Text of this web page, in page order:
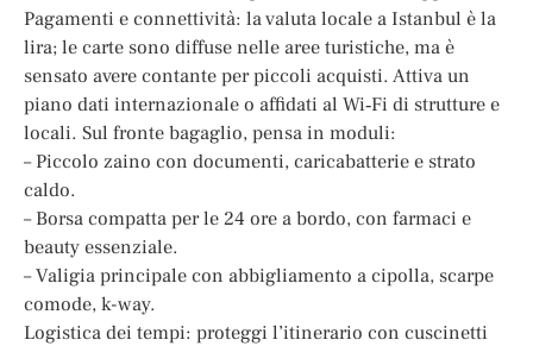
Pagamenti e connettività: la valuta locale a Istanbul è la
lira; le carte sono diffuse nelle aree turistiche, ma è
sensato avere contante per piccoli acquisti. Attiva un
piano dati internazionale o affidati al Wi‑Fi di strutture e
locali. Sul fronte bagaglio, pensa in moduli:
– Piccolo zaino con documenti, caricabatterie e strato
caldo.
– Borsa compatta per le 24 ore a bordo, con farmaci e
beauty essenziale.
– Valigia principale con abbigliamento a cipolla, scarpe
comode, k-way.
Logistica dei tempi: proteggi l’itinerario con cuscinetti